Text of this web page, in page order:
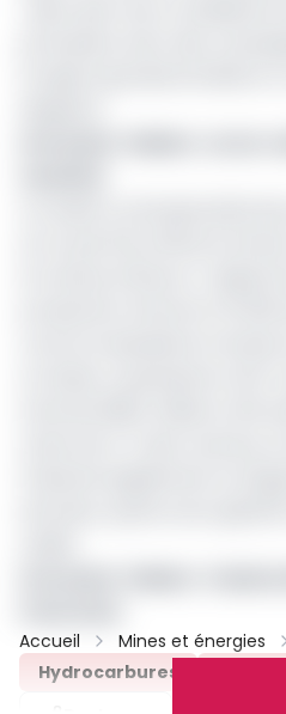
Accueil Mines et énergies
Hydrocarbures